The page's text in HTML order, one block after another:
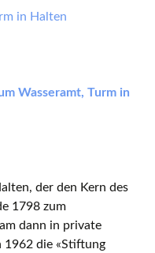
in Halten
Wasseramt, Turm in
der den Kern des
1798 zum
dann in private
1962 die «Stiftung